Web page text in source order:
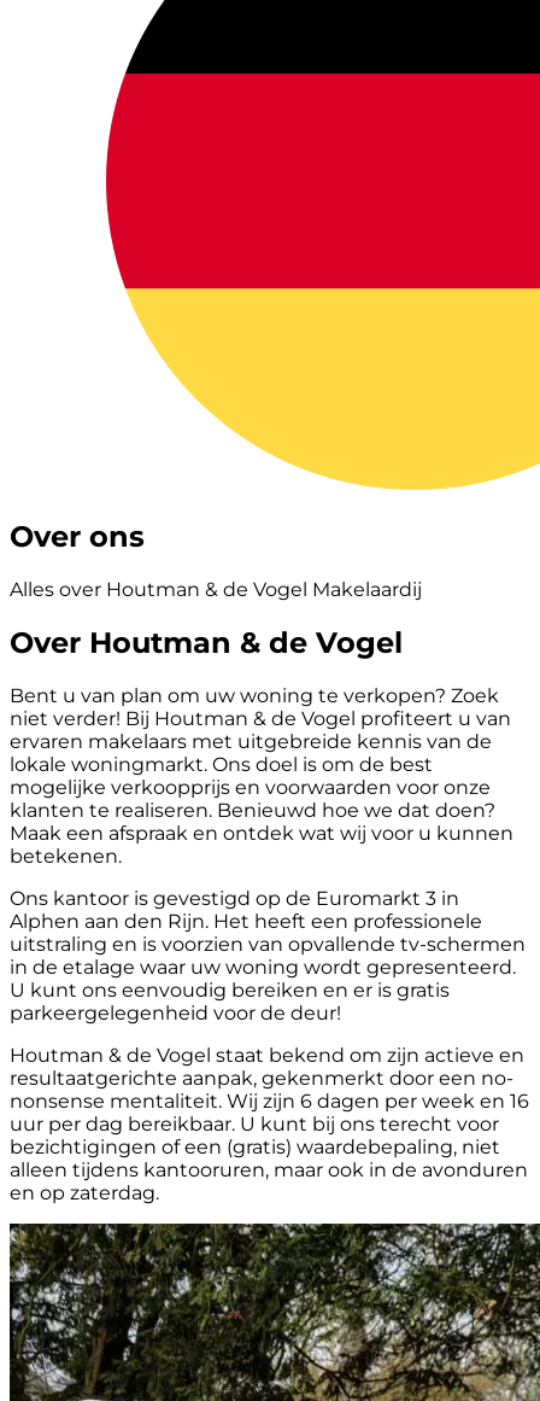
Over ons
Alles over Houtman & de Vogel Makelaardij
Over Houtman & de Vogel
Bent u van plan om uw woning te verkopen? Zoek
niet verder! Bij Houtman & de Vogel profiteert u van
ervaren makelaars met uitgebreide kennis van de
lokale woningmarkt. Ons doel is om de best
mogelijke verkoopprijs en voorwaarden voor onze
klanten te realiseren. Benieuwd hoe we dat doen?
Maak een afspraak en ontdek wat wij voor u kunnen
betekenen.
Ons kantoor is gevestigd op de Euromarkt 3 in
Alphen aan den Rijn. Het heeft een professionele
uitstraling en is voorzien van opvallende tv-schermen
in de etalage waar uw woning wordt gepresenteerd.
U kunt ons eenvoudig bereiken en er is gratis
parkeergelegenheid voor de deur!
Houtman & de Vogel staat bekend om zijn actieve en
resultaatgerichte aanpak, gekenmerkt door een no-
nonsense mentaliteit. Wij zijn 6 dagen per week en 16
uur per dag bereikbaar. U kunt bij ons terecht voor
bezichtigingen of een (gratis) waardebepaling, niet
alleen tijdens kantooruren, maar ook in de avonduren
en op zaterdag.